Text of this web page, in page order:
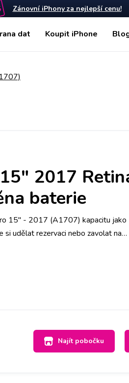
Zánovní iPhony za nejlepší cenu!
dat Koupit iPhone
2017
baterie
15" - 2017 (A1707) kapacitu jako
udělat rezervaci nebo zavolat na
baterii pro Váš přístroj a do půl
Najít pobočku